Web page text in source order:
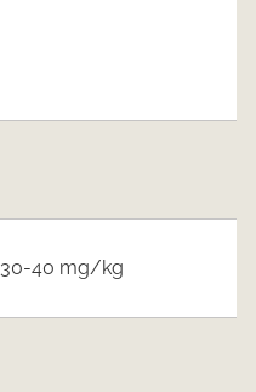
30-40 mg/kg